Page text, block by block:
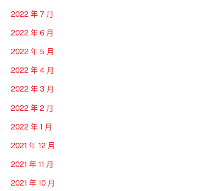
2022 年 7 月
2022 年 6 月
2022 年 5 月
2022 年 4 月
2022 年 3 月
2022 年 2 月
2022 年 1 月
2021 年 12 月
2021 年 11 月
2021 年 10 月